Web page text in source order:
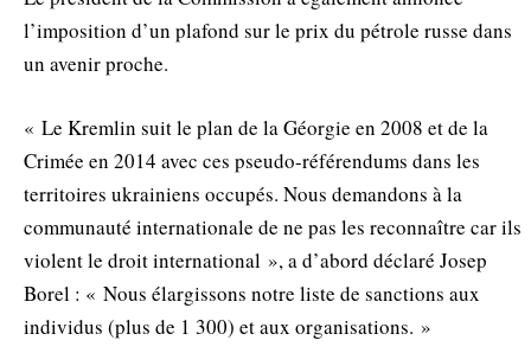
l’imposition d’un plafond sur le prix du pétrole russe dans
un avenir proche.
« Le Kremlin suit le plan de la Géorgie en 2008 et de la
Crimée en 2014 avec ces pseudo-référendums dans les
territoires ukrainiens occupés. Nous demandons à la
communauté internationale de ne pas les reconnaître car ils
violent le droit international », a d’abord déclaré Josep
Borel : « Nous élargissons notre liste de sanctions aux
individus (plus de 1 300) et aux organisations. »